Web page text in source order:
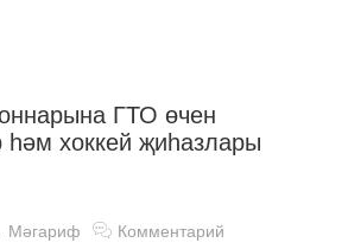
ГТО өчен
хоккей җиһазлары
Мәгариф Комментарий